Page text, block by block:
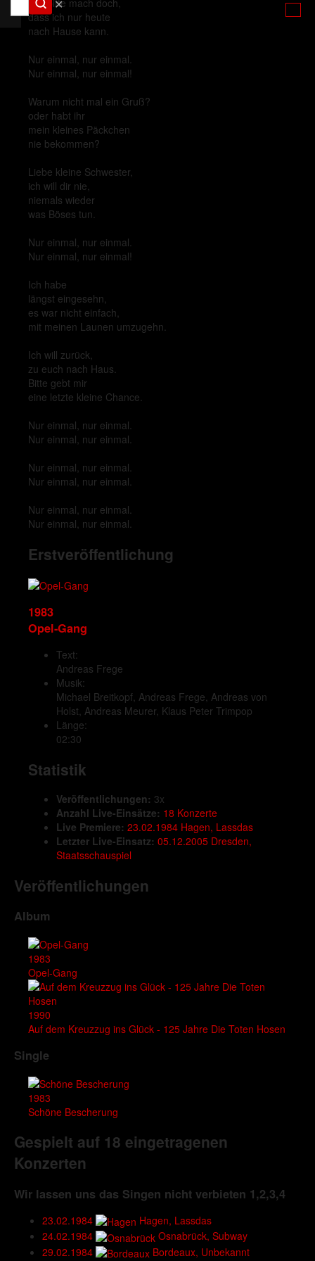
✕
ach bitte mach doch,
dass ich nur heute
nach Hause kann.
Nur einmal, nur einmal.
Nur einmal, nur einmal!
Warum nicht mal ein Gruß?
oder habt ihr
mein kleines Päckchen
nie bekommen?
Liebe kleine Schwester,
ich will dir nie,
niemals wieder
was Böses tun.
Nur einmal, nur einmal.
Nur einmal, nur einmal!
Ich habe
längst eingesehn,
es war nicht einfach,
mit meinen Launen umzugehn.
Ich will zurück,
zu euch nach Haus.
Bitte gebt mir
eine letzte kleine Chance.
Nur einmal, nur einmal.
Nur einmal, nur einmal.
Nur einmal, nur einmal.
Nur einmal, nur einmal.
Nur einmal, nur einmal.
Nur einmal, nur einmal.
Erstveröffentlichung
1983
Opel-Gang
Text:
Andreas Frege
Musik:
Michael Breitkopf, Andreas Frege, Andreas von
Holst, Andreas Meurer, Klaus Peter Trimpop
Länge:
02:30
Statistik
Veröffentlichungen: 3x
Anzahl Live-Einsätze: 18 Konzerte
Live Premiere: 23.02.1984 Hagen, Lassdas
Letzter Live-Einsatz: 05.12.2005 Dresden,
Staatsschauspiel
Veröffentlichungen
Album
1983
Opel-Gang
1990
Auf dem Kreuzzug ins Glück - 125 Jahre Die Toten Hosen
Single
1983
Schöne Bescherung
Gespielt auf 18 eingetragenen
Konzerten
Wir lassen uns das Singen nicht verbieten 1,2,3,4
23.02.1984
Hagen, Lassdas
24.02.1984
Osnabrück, Subway
29.02.1984
Bordeaux, Unbekannt